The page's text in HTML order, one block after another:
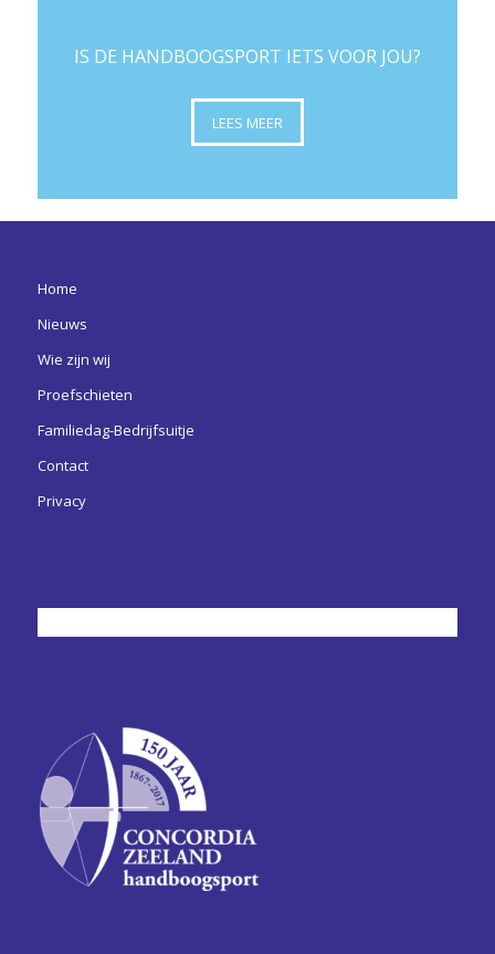
IS DE HANDBOOGSPORT IETS VOOR JOU?
LEES MEER
Home
Nieuws
Wie zijn wij
Proefschieten
Familiedag-Bedrijfsuitje
Contact
Privacy